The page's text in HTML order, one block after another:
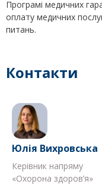
Програмі медичних
оплату медичних
питань.
Контакти
Юлія Вихровська
Керівник напряму
«Охорона здоров’я»